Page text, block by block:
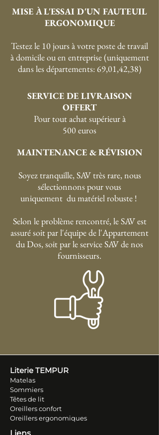
MISE À L'ESSAI D'UN FAUTEUIL
ERGONOMIQUE
Testez le 10 jours à votre poste de travail
à domicile ou en entreprise (uniquement
dans les départements: 69,01,42,38)
SERVICE DE LIVRAISON
OFFERT
Pour tout achat supérieur à
500 euros
MAINTENANCE & RÉVISION
Soyez tranquille, SAV très rare, nous
sélectionnons pour vous
uniquement du matériel robuste !
Selon le problème rencontré, le SAV est
assuré soit par l'équipe de l'Appartement
du Dos, soit par le service SAV de nos
fournisseurs.
Literie TEMPUR
Matelas
Sommiers
Têtes de lit
Oreillers confort
Oreillers ergonomiques